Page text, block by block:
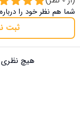
شما هم نظر خود را
ثبت
هیچ نظری